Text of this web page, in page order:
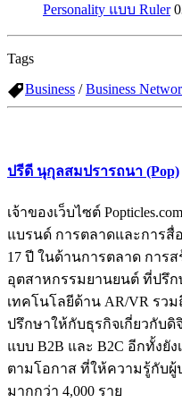
Personality แบบ Ruler
Tags
Business /Business
ปรีดี นุกุลสมปรารถนา (Pop)
เจ้าของเว็บไซต์
แบรนด์ การตลาดและการ
17 ปี ในด้านการตลาด การ
อุตสาหกรรมยานยนต์ ที่ปรึก
เทคโนโลยีด้าน AR/VR รว
ปรึกษาให้กับธุรกิจเกี่ยวกับดิ
แบบ B2B และ B2C อีกทั้งยั
ตามโอกาส ที่ให้ความรู้กับผู้
มากกว่า 4,000 ราย